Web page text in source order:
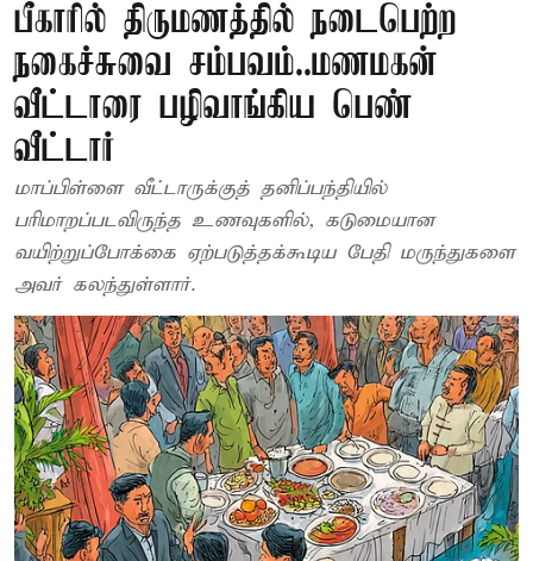
பீகாரில் திருமணத்தில் நடைபெற்ற
நகைச்சுவை சம்பவம்..மணமகன்
வீட்டாரை பழிவாங்கிய பெண்
வீட்டார்
மாப்பிள்ளை வீட்டாருக்குத் தனிப்பந்தியில்
பரிமாறப்படவிருந்த உணவுகளில், கடுமையான
வயிற்றுப்போக்கை ஏற்படுத்தக்கூடிய பேதி மருந்துகளை
அவர் கலந்துள்ளார்.